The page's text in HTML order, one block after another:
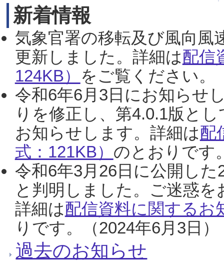
新着情報
気象官署の移転及び風向風
更新しました。詳細は配信
124KB） をご覧ください。
令和6年6月3日にお知らせ
りを修正し、第4.0.1版と
お知らせします。詳細は配
式：121KB） のとおりです
令和6年3月26日に公開し
と判明しました。ご迷惑
詳細は配信資料に関するお
りです。（2024年6月3日）
過去のお知らせ